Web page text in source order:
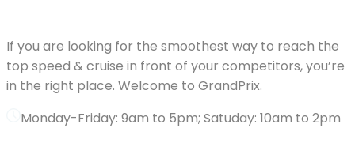
If you are looking for the smoothest way to reach the
top speed & cruise in front of your competitors, you’re
in the right place. Welcome to GrandPrix.
Monday-Friday: 9am to 5pm; Satuday: 10am to 2pm